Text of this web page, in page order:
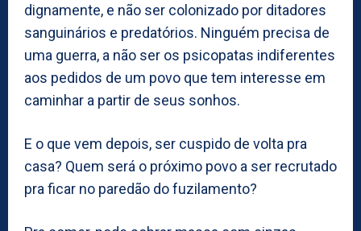
dignamente, e não ser colonizado por ditadores
sanguinários e predatórios. Ninguém precisa de
uma guerra, a não ser os psicopatas indiferentes
aos pedidos de um povo que tem interesse em
caminhar a partir de seus sonhos.
E o que vem depois, ser cuspido de volta pra
casa? Quem será o próximo povo a ser recrutado
pra ficar no paredão do fuzilamento?